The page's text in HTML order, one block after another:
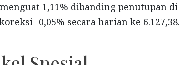
menguat 1,11% dibanding penutupan di
-0,05% secara harian ke 6.127,38.